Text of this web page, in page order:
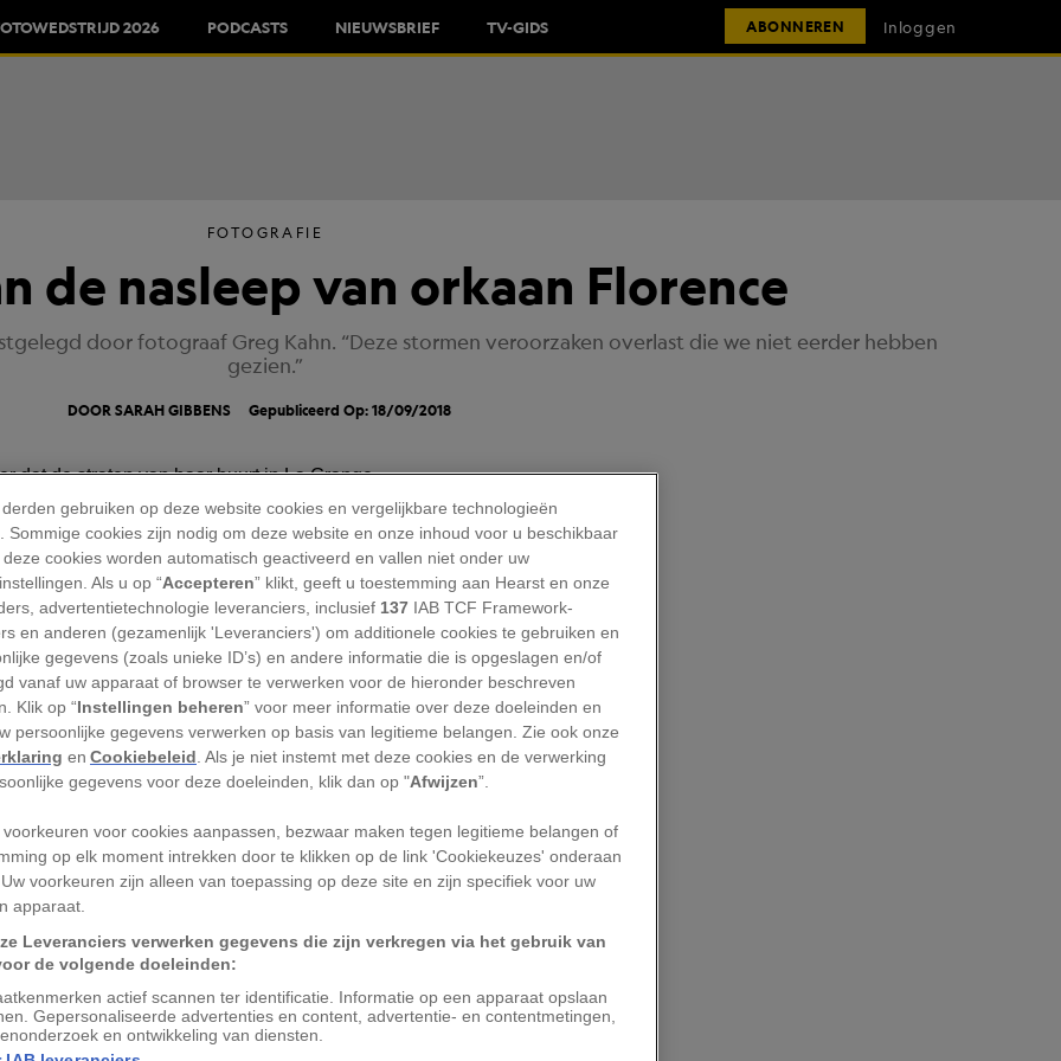
2026 PODCASTS NIEUWSBRIEF TV-GIDS ABONNEREN Inloggen
FOTOGRAFIE
de nasleep van orkaan Florence
door fotograaf Greg Kahn. “Deze stormen veroorzaken overlast die we niet eerder hebben
gezien.”
DOOR SARAH GIBBENS Gepubliceerd Op: 18/09/2018
de overheden van North en
de orkaan Florence vorige week
kunnen hele kustgebieden met
delen van North Carolina was dat
GALERIJ
depressie boven de regio begon
te maken met grote hoeveelheden
en modderstromen.
gebruiken op deze website cookies en vergelijkbare technologieën
Sommige cookies zijn nodig om deze website en onze inhoud voor u beschikbaar
cookies worden automatisch geactiveerd en vallen niet onder uw
Als u op “Accepteren” klikt, geeft u toestemming aan Hearst en onze
advertentietechnologie leveranciers, inclusief 137 IAB TCF Framework-
en anderen (gezamenlijk 'Leveranciers') om additionele cookies te gebruiken en
gegevens (zoals unieke ID’s) en andere informatie die is opgeslagen en/of
vanaf uw apparaat of browser te verwerken voor de hieronder beschreven
Klik op “Instellingen beheren” voor meer informatie over deze doeleinden en
persoonlijke gegevens verwerken op basis van legitieme belangen. Zie ook onze
enCookiebeleid. Als je niet instemt met deze cookies en de verwerking
gegevens voor deze doeleinden, klik dan op "Afwijzen”.
voorkeuren voor cookies aanpassen, bezwaar maken tegen legitieme belangen of
op elk moment intrekken door te klikken op de link 'Cookiekeuzes' onderaan
voorkeuren zijn alleen van toepassing op deze site en zijn specifiek voor uw
apparaat.
Leveranciers verwerken gegevens die zijn verkregen via het gebruik van
de volgende doeleinden:
actief scannen ter identificatie. Informatie op een apparaat opslaan
Gepersonaliseerde advertenties en content, advertentie- en contentmetingen,
en ontwikkeling van diensten.